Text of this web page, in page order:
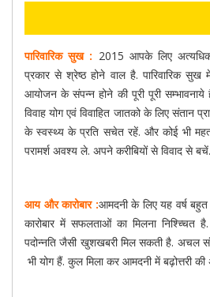
पारिवारिक सुख : 2015 आपके लिए
प्रकार से श्रेष्ठ होने वाल है. पारिवारिक
आयोजन के संपन्न होने की पूरी पूरी सम्भावनाये
विवाह योग एवं विवाहित जातको के लिए संतान
के स्वस्थ्य के प्रति सचेत रहें. और कोई भी
परामर्श अवश्य ले. अपने करीबियों से विवाद से बचें.
आय और कारोबार :आमदनी के लिए यह वर्ष
कारोबार में सफलताओं का मिलना
पदोन्नति जैसी खुशखबरी मिल सकती है. अचल
भी योग हैं. कुल मिला कर आमदनी में बढ़ोत्तरी की